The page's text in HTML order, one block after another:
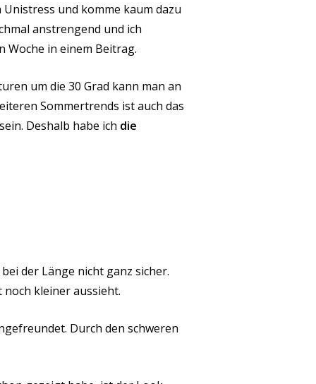
und komme kaum dazu
anstrengend und ich
Woche in einem Beitrag.
um die 30 Grad kann man an
Sommertrends ist auch das
Deshalb habe ich die
der Länge nicht ganz sicher.
noch kleiner aussieht.
Durch den schweren